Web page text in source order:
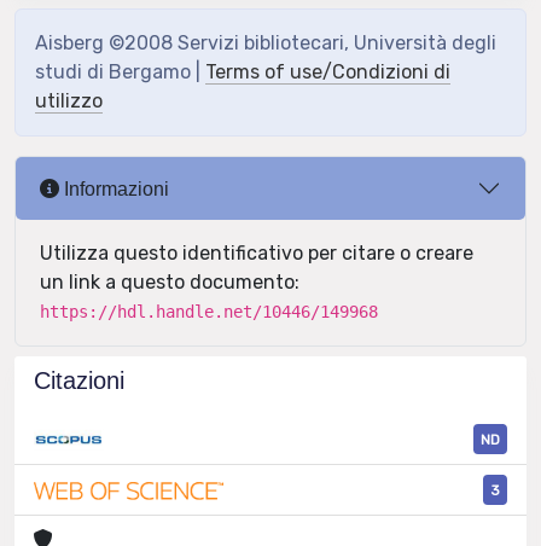
Aisberg ©2008 Servizi bibliotecari, Università degli
studi di Bergamo | Terms of use/Condizioni di
utilizzo
Informazioni
Utilizza questo identificativo per citare o creare
un link a questo documento:
https://hdl.handle.net/10446/149968
Citazioni
ND
3